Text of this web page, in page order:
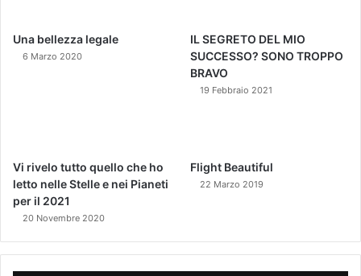
Una bellezza legale
6 Marzo 2020
IL SEGRETO DEL MIO
SUCCESSO? SONO TROPPO
BRAVO
19 Febbraio 2021
Vi rivelo tutto quello che ho
letto nelle Stelle e nei Pianeti
per il 2021
20 Novembre 2020
Flight Beautiful
22 Marzo 2019